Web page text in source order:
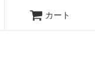
カート